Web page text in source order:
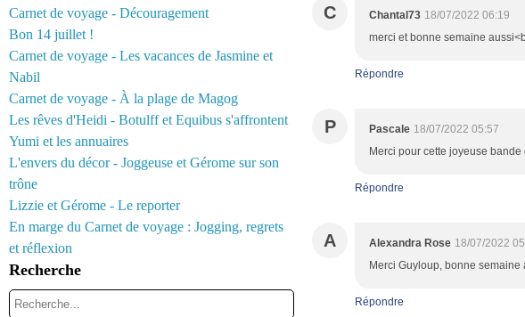
Carnet de voyage - Découragement
Bon 14 juillet !
Carnet de voyage - Les vacances de Jasmine et
Nabil
Carnet de voyage - À la plage de Magog
Les rêves d'Heidi - Botulff et Equibus s'affrontent
Yumi et les annuaires
L'envers du décor - Joggeuse et Gérome sur son
trône
Lizzie et Gérome - Le reporter
En marge du Carnet de voyage : Jogging, regrets
et réflexion
Recherche
C Chantal73 18/07/2022 06:19
merci et bonne semaine
Répondre
P Pascale 18/07/2022 05:57
Merci pour cette joyeuse
Répondre
A Alexandra Rose 18/07/2022
Merci Guyloup, bonne semaine
Répondre